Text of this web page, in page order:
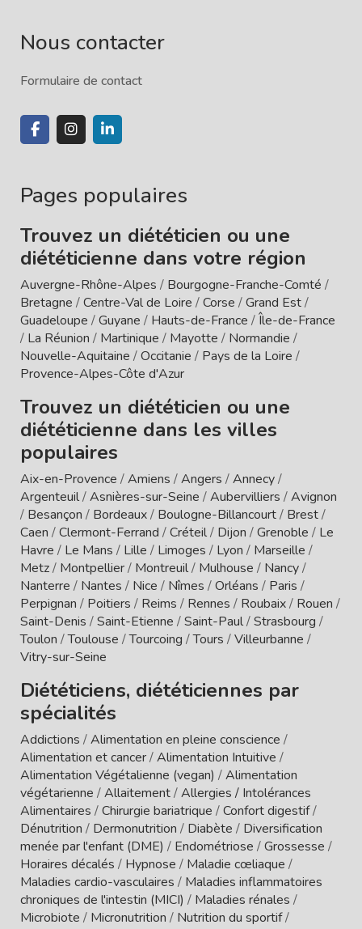
Nous contacter
Formulaire de contact
Pages populaires
Trouvez un diététicien ou une
diététicienne dans votre région
Auvergne-Rhône-Alpes / Bourgogne-Franche-Comté /
Bretagne /Centre-Val de Loire /Corse /Grand Est/
Guadeloupe /Guyane / Hauts-de-France /Île-de-France
/ La Réunion / Martinique / Mayotte / Normandie /
Nouvelle-Aquitaine /Occitanie / Pays de la Loire /
Provence-Alpes-Côte d'Azur
Trouvez un diététicien ou une
diététicienne dans les villes
populaires
Aix-en-Provence /Amiens /Angers /Annecy/
Argenteuil/Asnières-sur-Seine /Aubervilliers /Avignon
/ Besançon / Bordeaux/ Boulogne-Billancourt/ Brest/
Caen /Clermont-Ferrand /Créteil/ Dijon /Grenoble / Le
Havre / Le Mans / Lille / Limoges / Lyon / Marseille /
Metz/ Montpellier/ Montreuil/ Mulhouse / Nancy/
Nanterre / Nantes / Nice / Nîmes /Orléans / Paris /
Perpignan / Poitiers / Reims / Rennes / Roubaix/ Rouen /
Saint-Denis /Saint-Etienne /Saint-Paul/Strasbourg /
Toulon /Toulouse /Tourcoing /Tours /Villeurbanne /
Vitry-sur-Seine
Diététiciens, diététiciennes par
spécialités
Addictions /Alimentation en pleine conscience /
Alimentation et cancer/Alimentation Intuitive /
Alimentation Végétalienne (vegan) /Alimentation
végétarienne /Allaitement/Allergies / Intolérances
Alimentaires /Chirurgie bariatrique /Confort digestif/
Dénutrition / Dermonutrition / Diabète / Diversification
menée par l'enfant (DME) / Endométriose /Grossesse /
Horaires décalés / Hypnose / Maladie cœliaque /
Maladies cardio-vasculaires / Maladies inflammatoires
chroniques de l'intestin (MICI) / Maladies rénales /
Microbiote / Micronutrition / Nutrition du sportif/